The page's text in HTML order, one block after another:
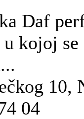
Daf
kojoj
10,
04